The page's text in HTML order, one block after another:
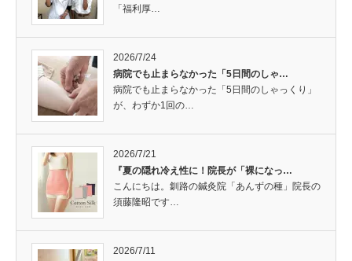
「福利厚…
2026/7/24
病院でも止まらなかった「5日間のしゃ…
病院でも止まらなかった「5日間のしゃっくり」
が、わずか1回の…
2026/7/21
『夏の隠れ冷え性に！院長が「裸になっ…
こんにちは。釧路の鍼灸院「あんずの種」院長の
須藤隆昭です…
2026/7/11